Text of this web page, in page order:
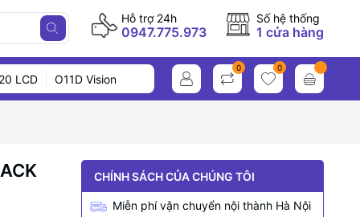
Hỗ trợ 24h
0947.775.973
Số hệ thống
1 cửa hàng
LCD O11D Vision
0 0
CHÍNH SÁCH CỦA CHÚNG TÔI
Miễn phí vận chuyển nội thành Hà Nội